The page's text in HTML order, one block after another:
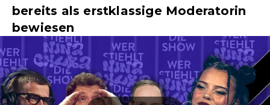
bereits als erstklassige Moderatorin
bewiesen